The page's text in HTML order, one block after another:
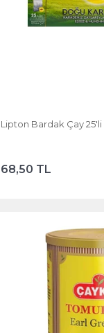
Lipton Bardak Çay
68,50 TL